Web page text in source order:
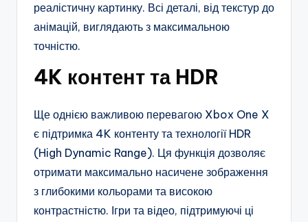
реалістичну картинку. Всі деталі, від текстур до
анімацій, виглядають з максимальною
точністю.
4K контент та HDR
Ще однією важливою перевагою Xbox One X
є підтримка 4K контенту та технології HDR
(High Dynamic Range). Ця функція дозволяє
отримати максимально насичене зображення
з глибокими кольорами та високою
контрастністю. Ігри та відео, підтримуючі ці